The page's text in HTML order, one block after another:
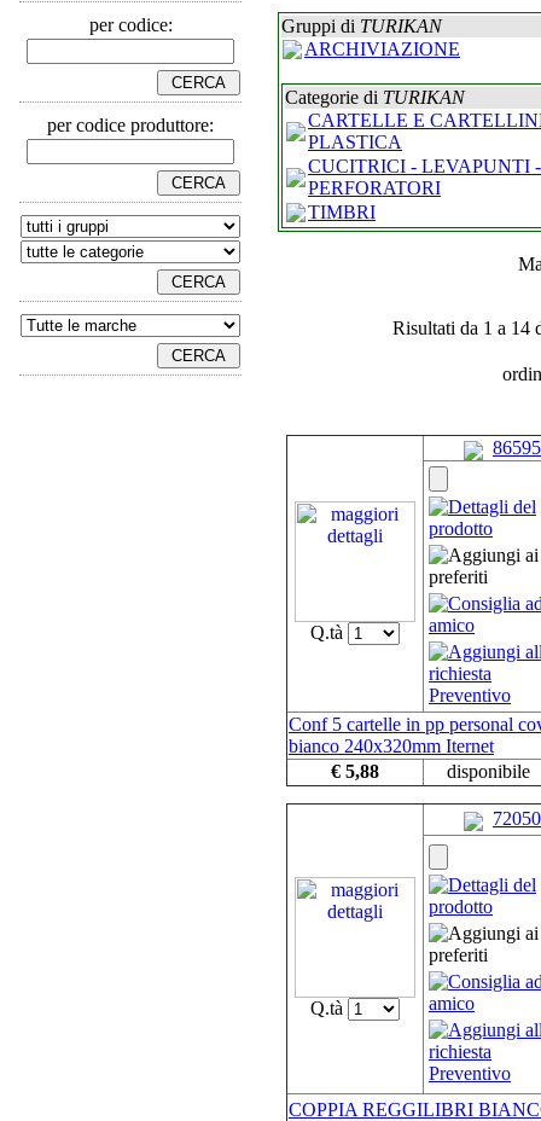
per codice:
per codice produttore:
Gruppi di TURIKAN
ARCHIVIAZIONE
Categorie di TURIKAN
CARTELLE E
PLASTICA
CUCITRICI - LEVAPUNTI -
PERFORATORI
TIMBRI
Risultati da 1 a 14
Q.tà
86595
Conf 5 cartelle in pp personal
bianco 240x320mm Iternet
€ 5,88
disponibile
Q.tà
72050
COPPIA REGGILIBRI